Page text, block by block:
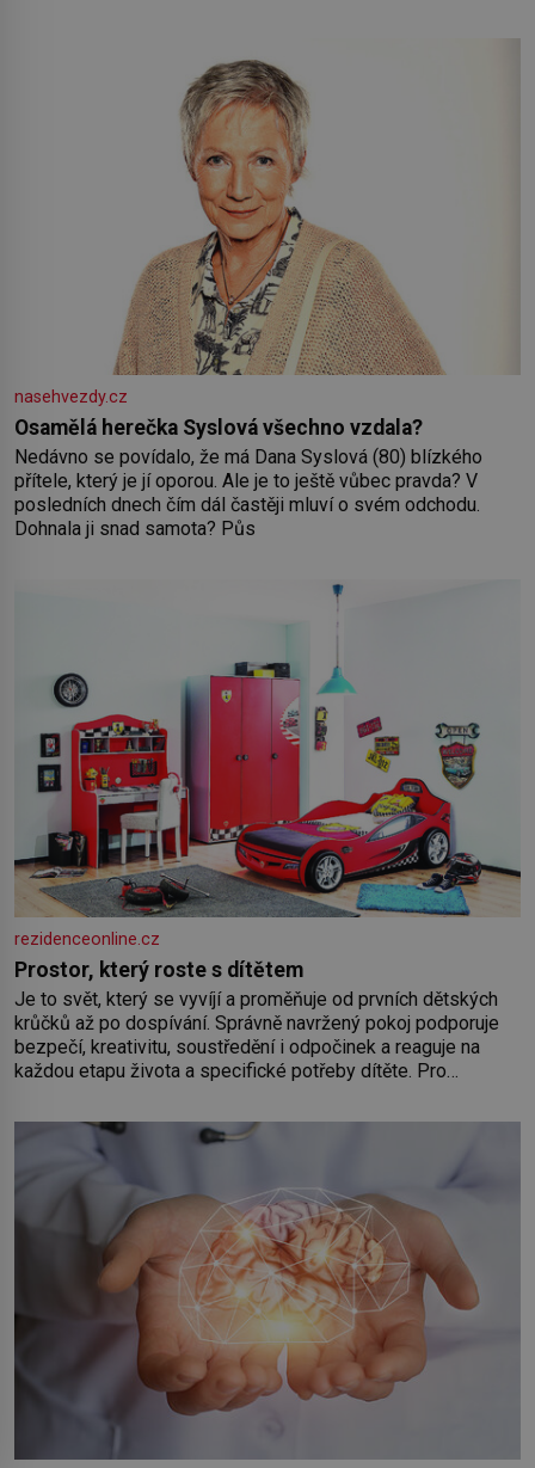
nasehvezdy.cz
Osamělá herečka Syslová všechno vzdala?
Nedávno se povídalo, že má Dana Syslová (80) blízkého
přítele, který je jí oporou. Ale je to ještě vůbec pravda? V
posledních dnech čím dál častěji mluví o svém odchodu.
Dohnala ji snad samota? Půs
rezidenceonline.cz
Prostor, který roste s dítětem
Je to svět, který se vyvíjí a proměňuje od prvních dětských
krůčků až po dospívání. Správně navržený pokoj podporuje
bezpečí, kreativitu, soustředění i odpočinek a reaguje na
každou etapu života a specifické potřeby dítěte. Pro
by pokoj miminka měl působit především klidně a útulně.
Předškolní věk je